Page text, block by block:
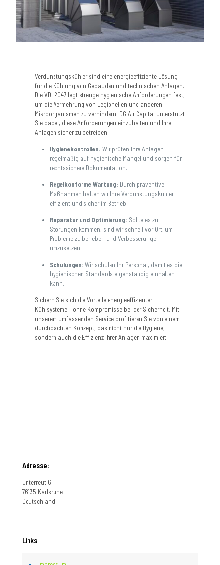
Verdunstungskühler sind eine energieeffiziente Lösung
für die Kühlung von Gebäuden und technischen Anlagen.
Die VDI 2047 legt strenge hygienische Anforderungen fest,
um die Vermehrung von Legionellen und anderen
Mikroorganismen zu verhindern. DG Air Capital unterstützt
Sie dabei, diese Anforderungen einzuhalten und Ihre
Anlagen sicher zu betreiben:
Hygienekontrollen: Wir prüfen Ihre Anlagen
regelmäßig auf hygienische Mängel und sorgen für
rechtssichere Dokumentation.
Regelkonforme Wartung: Durch präventive
Maßnahmen halten wir Ihre Verdunstungskühler
effizient und sicher im Betrieb.
Reparatur und Optimierung: Sollte es zu
Störungen kommen, sind wir schnell vor Ort, um
Probleme zu beheben und Verbesserungen
umzusetzen.
Schulungen: Wir schulen Ihr Personal, damit es die
hygienischen Standards eigenständig einhalten
kann.
Sichern Sie sich die Vorteile energieeffizienter
Kühlsysteme – ohne Kompromisse bei der Sicherheit. Mit
unserem umfassenden Service profitieren Sie von einem
durchdachten Konzept, das nicht nur die Hygiene,
sondern auch die Effizienz Ihrer Anlagen maximiert.
Adresse:
Unterreut 6
76135 Karlsruhe
Deutschland
Links